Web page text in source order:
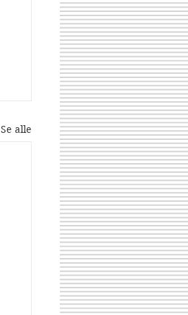
Se alle